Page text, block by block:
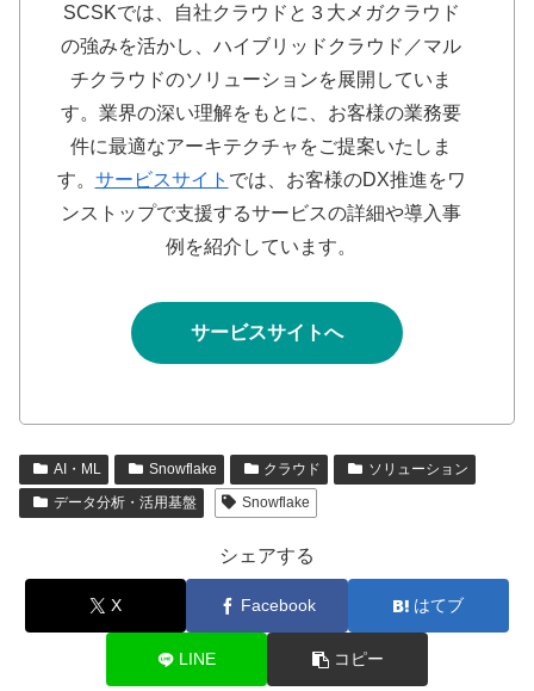
SCSKでは、自社クラウドと３大メガクラウド
の強みを活かし、ハイブリッドクラウド／マル
チクラウドのソリューションを展開していま
す。業界の深い理解をもとに、お客様の業務要
件に最適なアーキテクチャをご提案いたしま
す。 サービスサイト では、お客様のDX推進をワ
ンストップで支援するサービスの詳細や導入事
例を紹介しています。
サービスサイトへ
AI・ML Snowflake クラウド
ソリューション
データ分析・活用基盤
Snowflake
シェアする
X Facebook はてブ
LINE コピー